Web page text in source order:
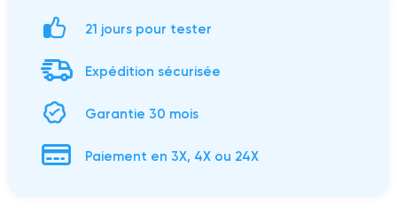
21 jours pour tester
Expédition sécurisée
Garantie 30 mois
Paiement en 3X, 4X ou 24X